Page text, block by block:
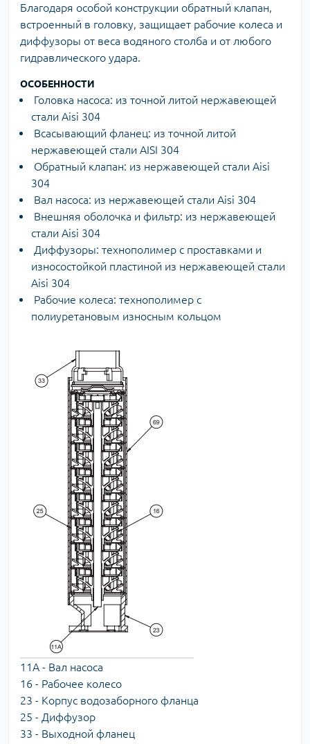
Благодаря особой конструкции обратный клапан,
встроенный в головку, защищает рабочие колеса и
диффузоры от веса водяного столба и от любого
гидравлического удара.
ОСОБЕННОСТИ
Головка насоса: из точной литой нержавеющей
стали Aisi 304
Всасывающий фланец: из точной литой
нержавеющей стали AISI 304
Обратный клапан: из нержавеющей стали Aisi
304
Вал насоса: из нержавеющей стали Aisi 304
Внешняя оболочка и фильтр: из нержавеющей
стали Aisi 304
Диффузоры: технополимер с проставками и
износостойкой пластиной из нержавеющей стали
Aisi 304
Рабочие колеса: технополимер с
полиуретановым износным кольцом
11А - Вал насоса
16 - Рабочее колесо
23 - Корпус водозаборного фланца
25 - Диффузор
33 - Выходной фланец